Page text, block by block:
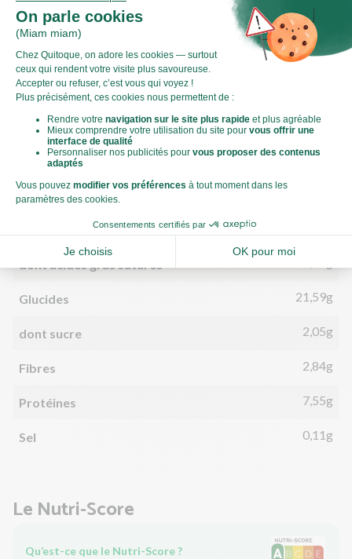
Valeurs nutritionnelles
Par personne Pour 100g
Énergie (kJ) 577kJ
Énergie (kCal) 138kCal
Matières grasses
dont acides gras saturés
Glucides 21,59g
dont sucre 2,05g
Fibres 2,84g
Protéines 7,55g
Sel 0,11g
Le Nutri-Score
Qu’est-ce que le Nutri-Score ?